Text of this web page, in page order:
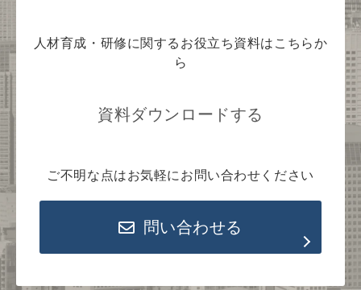
人材育成・研修に関するお役立ち資料はこちらか
ら
資料ダウンロードする
ご不明な点はお気軽にお問い合わせください
問い合わせる